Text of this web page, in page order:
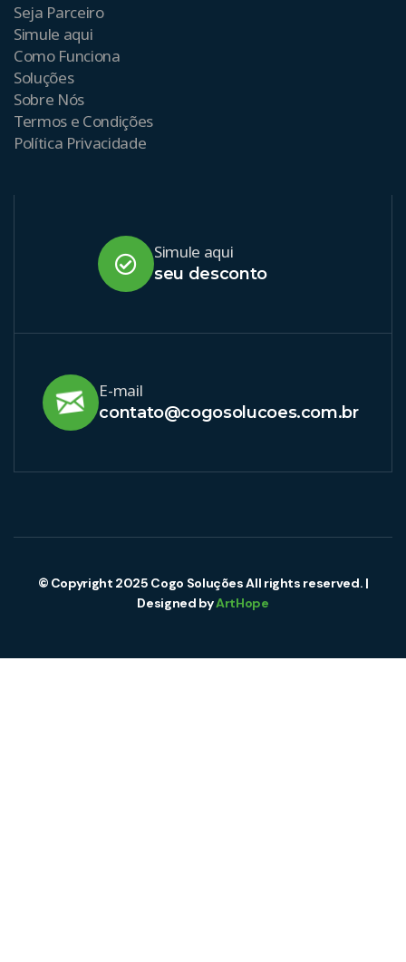
Seja Parceiro
Simule aqui
Como Funciona
Soluções
Sobre Nós
Termos e Condições
Política Privacidade
Simule aqui
seu desconto
E-mail
contato@cogosolucoes.com.br
© Copyright 2025 Cogo Soluções All rights reserved. |
Designed byArtHope